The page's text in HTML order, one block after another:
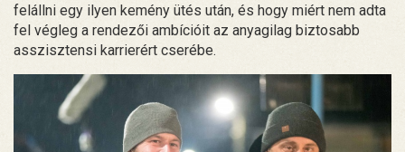
felállni egy ilyen kemény ütés után, és hogy miért nem adta
fel végleg a rendezői ambícióit az anyagilag biztosabb
asszisztensi karrierért cserébe.